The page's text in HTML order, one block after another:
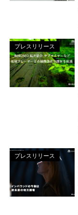
プレスリリース
プレスリリース